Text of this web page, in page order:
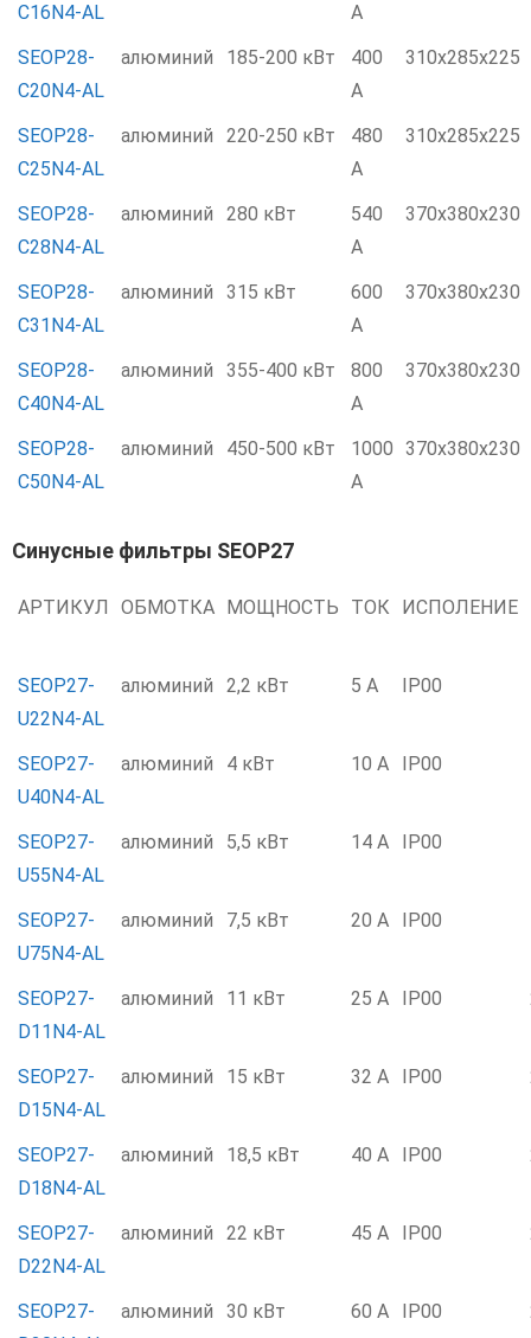
C16N4-AL
А
SEOP28-
C20N4-AL
алюминий 185-200 кВт
400
А
310x285x225
SEOP28-
C25N4-AL
алюминий 220-250 кВт
480
А
310x285x225
SEOP28-
C28N4-AL
алюминий 280 кВт
540
А
370x380x230
SEOP28-
C31N4-AL
алюминий 315 кВт
600
А
370x380x230
SEOP28-
C40N4-AL
алюминий 355-400 кВт
800
А
370x380x230
SEOP28-
C50N4-AL
алюминий 450-500 кВт
1000
А
370x380x230
Синусные фильтры SEOP27
АРТИКУЛ ОБМОТКА МОЩНОСТЬ ТОК ИСПОЛЕНИЕ
SEOP27-
U22N4-AL
алюминий 2,2 кВт 5 А IP00
SEOP27-
U40N4-AL
алюминий 4 кВт 10 А IP00
SEOP27-
U55N4-AL
алюминий 5,5 кВт 14 А IP00
SEOP27-
U75N4-AL
алюминий 7,5 кВт 20 А IP00
SEOP27-
D11N4-AL
алюминий 11 кВт 25 А IP00
SEOP27-
D15N4-AL
алюминий 15 кВт 32 А IP00
SEOP27-
D18N4-AL
алюминий 18,5 кВт 40 А IP00
SEOP27-
D22N4-AL
алюминий 22 кВт 45 А IP00
SEOP27-
алюминий 30 кВт 60 А IP00